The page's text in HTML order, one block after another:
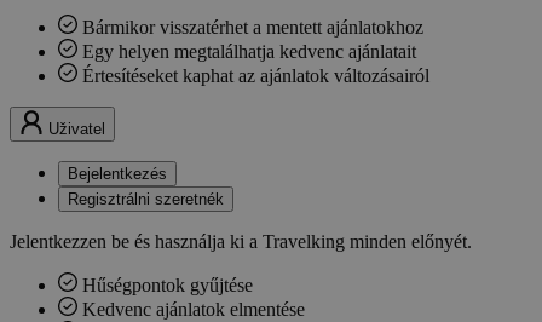
Bármikor visszatérhet a mentett ajánlatokhoz
Egy helyen megtalálhatja kedvenc ajánlatait
Értesítéseket kaphat az ajánlatok változásairól
Uživatel
Bejelentkezés
Regisztrálni szeretnék
Jelentkezzen be és használja ki a Travelking minden előnyét.
Hűségpontok gyűjtése
Kedvenc ajánlatok elmentése